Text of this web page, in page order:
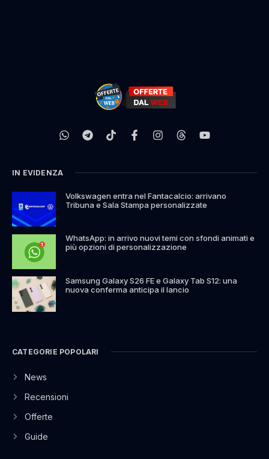
IN EVIDENZA
Volkswagen entra nel Fantacalcio: arrivano
Tribuna e Sala Stampa personalizzate
WhatsApp: in arrivo nuovi temi con sfondi animati e
più opzioni di personalizzazione
Samsung Galaxy S26 FE e Galaxy Tab S12: una
nuova conferma anticipa il lancio
CATEGORIE POPOLARI
News
Recensioni
Offerte
Guide